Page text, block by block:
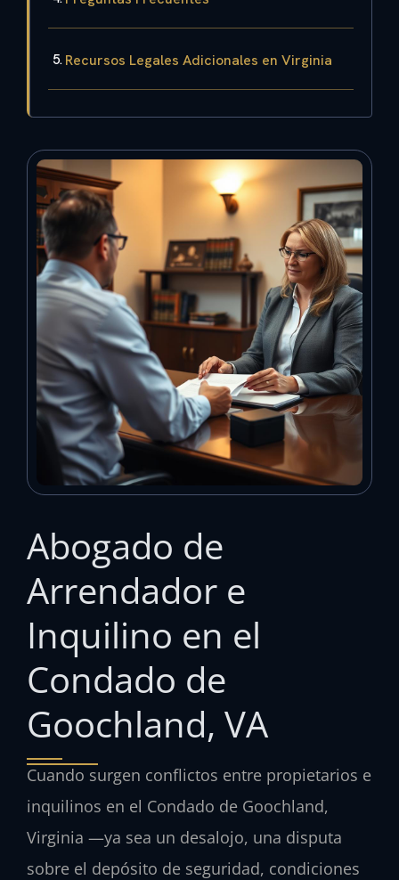
Recursos Legales Adicionales en Virginia
Abogado de
Arrendador e
Inquilino en el
Condado de
Goochland, VA
Cuando surgen conflictos entre propietarios e
inquilinos en el Condado de Goochland,
Virginia —ya sea un desalojo, una disputa
sobre el depósito de seguridad, condiciones